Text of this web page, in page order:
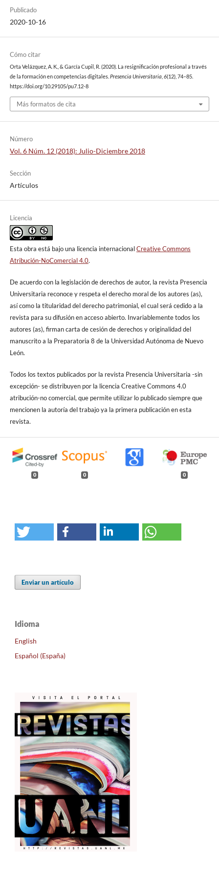
Publicado
2020-10-16
Cómo citar
Orta Velázquez, A. K., & García Cupil, R. (2020). La resignificación profesional a través
de la formación en competencias digitales. Presencia Universitaria 6(12), 74–85.
https://doi.org/10.29105/pu7.12-8
Más formatos de cita
Número
Vol. 6 Núm. 12 (2018): Julio-Diciembre 2018
Sección
Artículos
Licencia
Esta obra está bajo una licencia internacionalCreative Commons
Atribución-NoComercial 4.0.
De acuerdo con la legislación de derechos de autor, la revista Presencia
Universitaria reconoce y respeta el derecho moral de los autores (as),
así como la titularidad del derecho patrimonial, el cual será cedido a la
revista para su difusión en acceso abierto. Invariablemente todos los
autores (as), firman carta de cesión de derechos y originalidad del
manuscrito a la Preparatoria 8 de la Universidad Autónoma de Nuevo
León.
Todos los textos publicados por la revista Presencia Universitaria -sin
excepción- se distribuyen por la licencia Creative Commons 4.0
atribución-no comercial, que permite utilizar lo publicado siempre que
mencionen la autoría del trabajo ya la primera publicación en esta
revista.
0 0 0
Enviar un artículo
Idioma
English
Español (España)